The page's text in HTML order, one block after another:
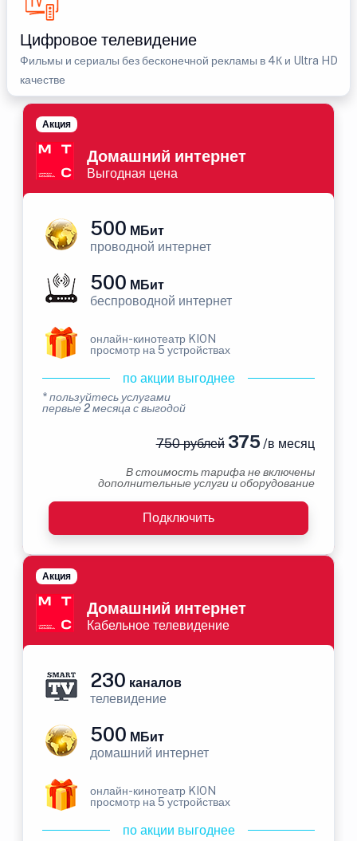
Цифровое телевидение
Фильмы и сериалы без бесконечной рекламы в 4К и Ultra HD
качестве
Домашний интернет
Выгодная цена
Акция
500 МБит
проводной интернет
500 МБит
беспроводной интернет
онлайн-кинотеатр KION
просмотр на 5 устройствах
по акции выгоднее
* пользуйтесь услугами
первые 2 месяца с выгодой
750 рублей375 /в месяц
В стоимость тарифа не включены
дополнительные услуги и оборудование
Подключить
Домашний интернет
Кабельное телевидение
Акция
230 каналов
телевидение
500 МБит
домашний интернет
онлайн-кинотеатр KION
просмотр на 5 устройствах
по акции выгоднее